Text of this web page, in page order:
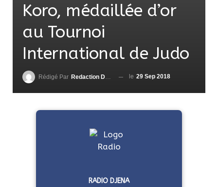
Koro, médaillée d’or
au Tournoi
International de Judo
Rédigé Par Redaction DjenaSport le 29 Sep 2018
RADIO DJENA